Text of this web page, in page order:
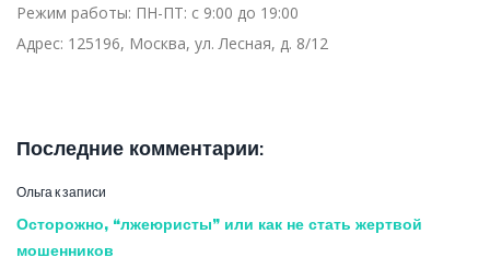
Режим работы: ПН-ПТ: с 9:00 до 19:00
Адрес: 125196, Москва, ул. Лесная, д. 8/12
Последние комментарии:
Ольга к записи
Осторожно, “лжеюристы” или как не стать жертвой
мошенников